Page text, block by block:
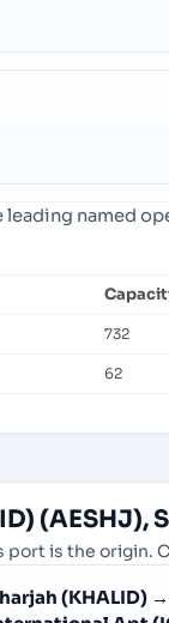
leading named
732
62
(AESHJ),
is the origin.
(KHALID) →